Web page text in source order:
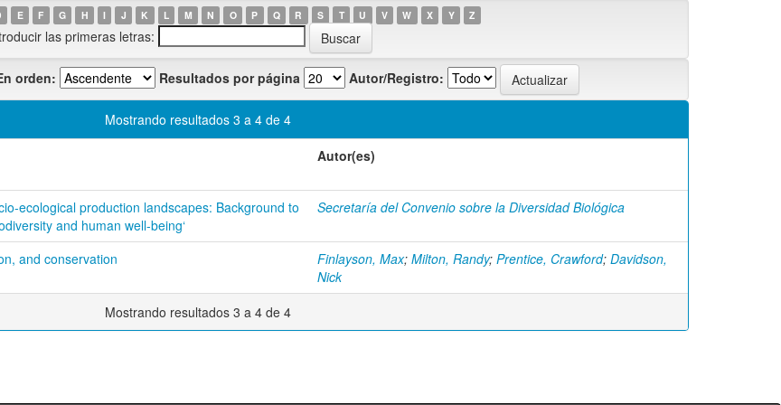
E F G H I J K L M N O P Q R S T U V W X Y Z
las primeras letras:
orden: Resultados por página Autor/Registro:
Mostrando resultados 3 a 4 de 4
Autor(es)
ecological production landscapes: Background to
and human well-being‘
Secretaría del Convenio sobre la Diversidad Biológica
and conservation Finlayson, Max; Milton, Randy; Prentice, Crawford; Davidson,
Nick
Mostrando resultados 3 a 4 de 4